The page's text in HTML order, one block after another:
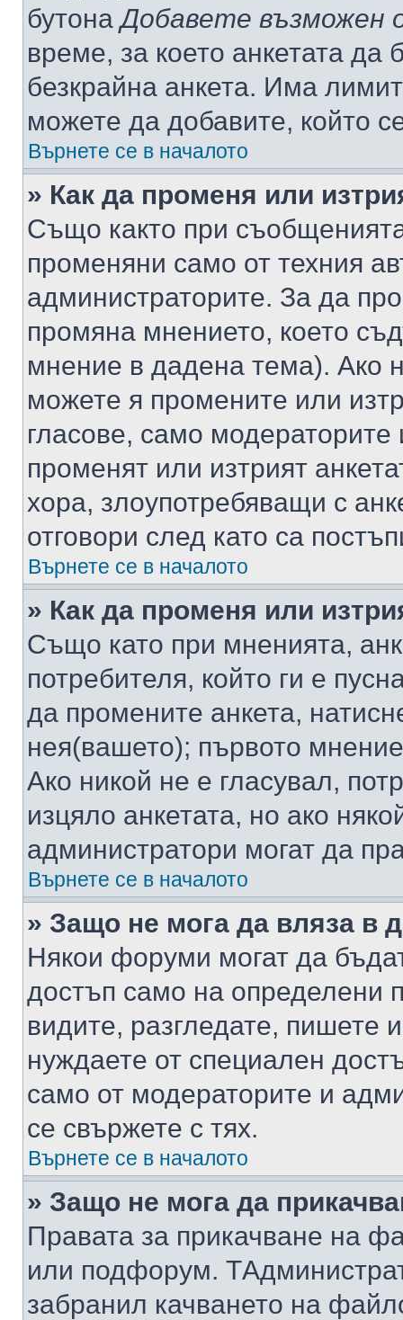
бутонаДобавете възможен
време, за което анкетата да
безкрайна анкета. Има
можете да добавите, който
Върнете се в началото
» Как да променя или
Също както при
променяни само от техния
администраторите. За да
промяна мнението, което
мнение в дадена тема). Ако
можете я промените или
гласове, само
променят или изтрият
хора, злоупотребяващи с
отговори след като са
Върнете се в началото
» Как да променя или
Също като при мненията,
потребителя, който ги е
да промените анкета,
нея(вашето); първото
Ако никой не е гласувал,
изцяло анкетата, но ако
администратори могат да
Върнете се в началото
» Защо не мога да вляза в
Някои форуми могат да
достъп само на определени
видите, разгледате, пишете
нуждаете от специален
само от модераторите и
се свържете с тях.
Върнете се в началото
» Защо не мога да
Правата за прикачване на
или подфорум.
забранил качването на